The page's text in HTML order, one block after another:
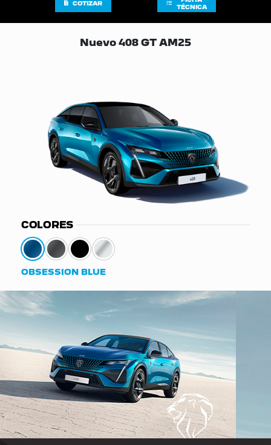
COTIZAR
TÉCNICA
Nuevo 408 GT AM25
COLORES
OBSESSION BLUE